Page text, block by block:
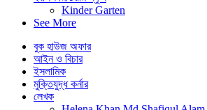
Kinder Garten
See More
বুক হাউজ অফার
আইন ও বিচার
ইসলামিক
মুক্তিযুদ্ধ কর্নার
লেখক